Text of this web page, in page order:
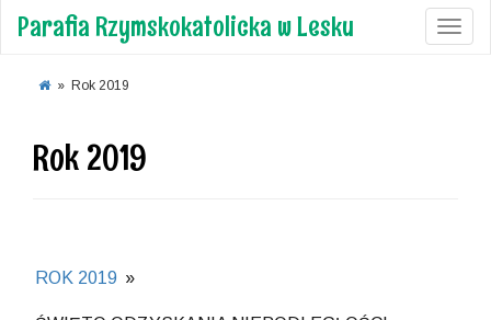
Parafia Rzymskokatolicka w Lesku
» Rok 2019
Rok 2019
ROK 2019 »